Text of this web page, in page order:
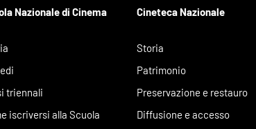
Nazionale di Cinema
triennali
iscriversi alla Scuola
Cineteca Nazionale
Storia
Patrimonio
Preservazione e restauro
Diffusione e accesso